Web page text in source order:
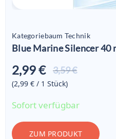
Kategoriebaum Technik
Blue Marine Silencer 40
3,59 €
2,99 €
Aktueller
(2,99 € / 1 Stück)
Sofort verfügbar
ZUM PRODUKT